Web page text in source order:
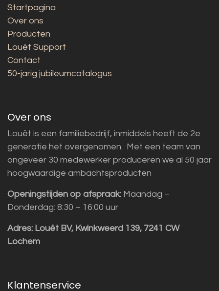
Startpagina
Over ons
Producten
Louët Support
Contact
50-jarig jubileumcatalogus
Over ons
Louët is een familiebedrijf, inmiddels heeft de 2e
generatie het overgenomen. Met een team van
ongeveer 30 medewerker produceren we al 50 jaar
hoogwaardige ambachtsproducten
Openingstijden op afspraak: Maandag –
Donderdag: 8:30 – 16:00 uur
Adres: Louët BV, Kwinkweerd 139, 7241 CW
Lochem
Klantenservice